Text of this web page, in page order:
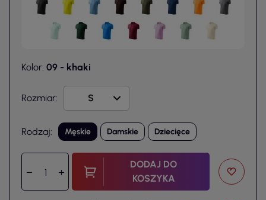
Kolor: 09 - khaki
Rozmiar:
Rodzaj: Męskie Damskie Dziecięce
DODAJ DO
KOSZYKA